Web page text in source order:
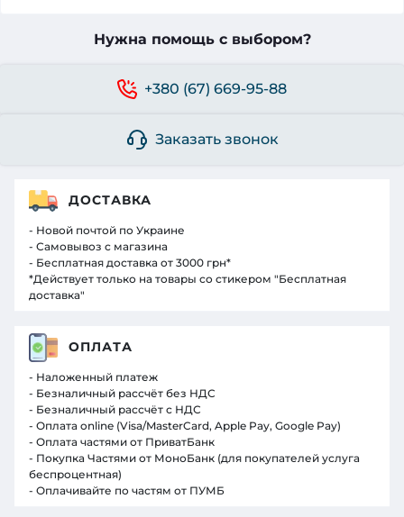
Нужна помощь с выбором?
+380 (67) 669-95-88
Заказать звонок
ДОСТАВКА
- Новой почтой по Украине
- Самовывоз с магазина
- Бесплатная доставка от 3000 грн*
*Действует только на товары со стикером "Бесплатная
доставка"
ОПЛАТА
- Наложенный платеж
- Безналичный рассчёт без НДС
- Безналичный рассчёт с НДС
- Оплата online (Visa/MasterCard, Apple Pay, Google Pay)
- Оплата частями от ПриватБанк
- Покупка Частями от МоноБанк (для покупателей услуга
беспроцентная)
- Оплачивайте по частям от ПУМБ